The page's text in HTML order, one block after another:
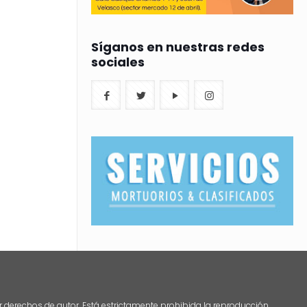
Síganos en nuestras redes
sociales